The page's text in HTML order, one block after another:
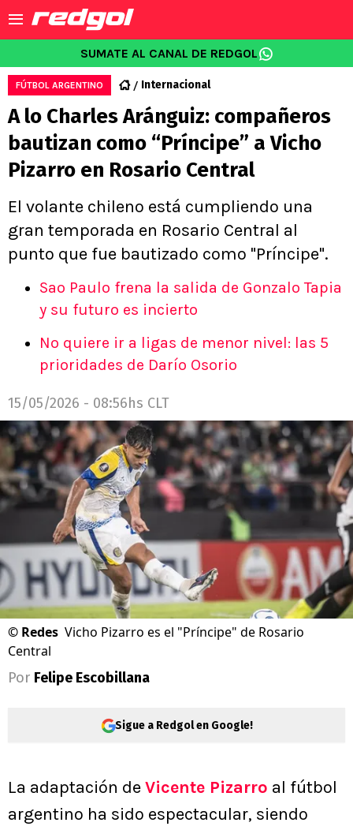
SUMATE AL CANAL DE REDGOL
FÚTBOL ARGENTINO Internacional
A lo Charles Aránguiz: compañeros
bautizan como “Príncipe” a Vicho
Pizarro en Rosario Central
El volante chileno está cumpliendo una
gran temporada en Rosario Central al
punto que fue bautizado como "Príncipe".
Sao Paulo frena la salida de Gonzalo Tapia
y su futuro es incierto
No quiere ir a ligas de menor nivel: las 5
prioridades de Darío Osorio
15/05/2026 - 08:56hs CLT
© Redes Vicho Pizarro es el "Príncipe" de Rosario
Central
Por Felipe Escobillana
Sigue a Redgol en Google!
La adaptación deVicente Pizarro al fútbol
argentino ha sido espectacular, siendo